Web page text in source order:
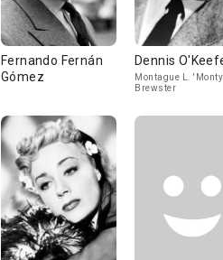
Fernando Fernán
Gómez
Dennis
Montague L. 'Monty'
Brewster